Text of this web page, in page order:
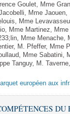
Goulet, Mme
Mme
Mme
Mme Martinez,
Mme Menache,
M. Pfeffer, Mme
Mme
Tanguy, M.
européen aux